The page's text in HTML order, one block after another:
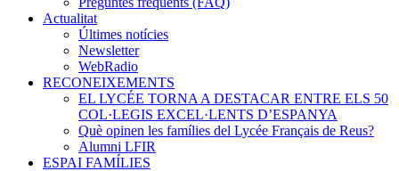
Actualitat
Últimes notícies
Newsletter
WebRadio
RECONEIXEMENTS
EL LYCÉE TORNA A DESTACAR ENTRE ELS 50
COL·LEGIS EXCEL·LENTS D’ESPANYA
Què opinen les famílies del Lycée Français de Reus?
Alumni LFIR
ESPAI FAMÍLIES